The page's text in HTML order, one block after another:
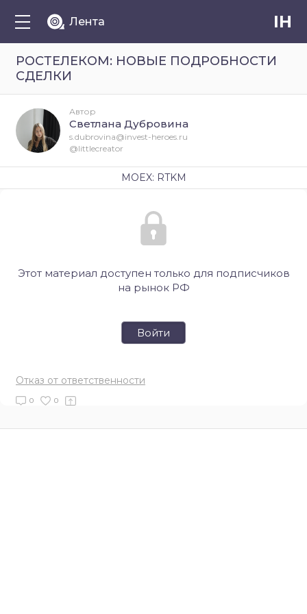
Лента IH
РОСТЕЛЕКОМ: НОВЫЕ ПОДРОБНОСТИ
СДЕЛКИ
Этот материал доступен только для подписчиков
на рынок РФ
Войти
Отказ от ответственности
0 0
Автор
Светлана Дубровина
s.dubrovina@invest-heroes.ru
@littlecreator
MOEX: RTKM